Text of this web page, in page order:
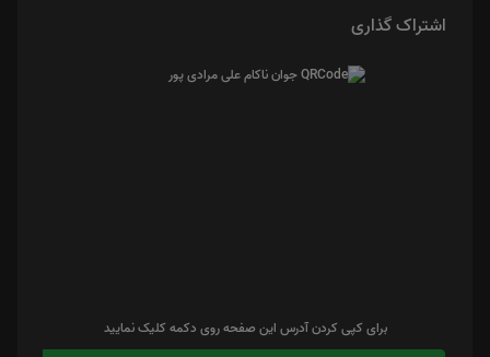
اشتراک گذاری
برای کپی کردن آدرس این صفحه روی دکمه کلیک نمایید